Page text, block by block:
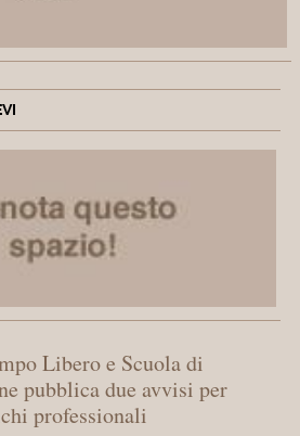
Libero e Scuola di
pubblica due avvisi per
professionali